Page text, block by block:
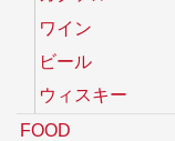
ワイン
ビール
ウィスキー
FOOD